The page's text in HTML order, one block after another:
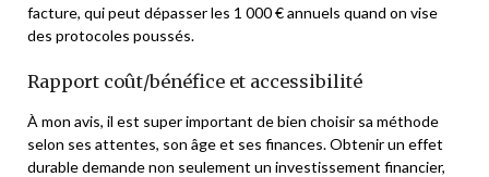
facture, qui peut dépasser les 1 000 € annuels quand on vise
des protocoles poussés.
Rapport coût/bénéfice et accessibilité
À mon avis, il est super important de bien choisir sa méthode
selon ses attentes, son âge et ses finances. Obtenir un effet
durable demande non seulement un investissement financier,